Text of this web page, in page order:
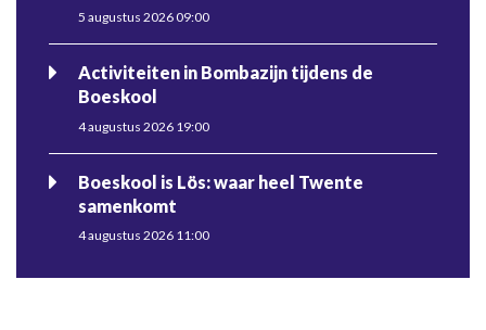
5 augustus 2026 09:00
Activiteiten in Bombazijn tijdens de
Boeskool
4 augustus 2026 19:00
Boeskool is Lös: waar heel Twente
samenkomt
4 augustus 2026 11:00